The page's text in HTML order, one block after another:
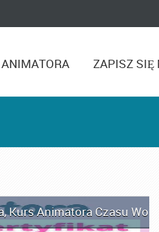
ZAPISZ SIĘ
,Kurs Animatora Czasu